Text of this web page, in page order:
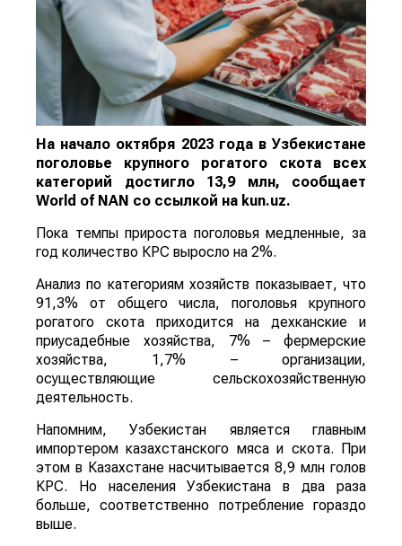
На начало октября 2023 года в Узбекистане
поголовье крупного рогатого скота всех
категорий достигло 13,9 млн, сообщает
World of NAN со ссылкой на kun.uz.
Пока темпы прироста поголовья медленные, за
год количество КРС выросло на 2%.
Анализ по категориям хозяйств показывает, что
91,3% от общего числа, поголовья крупного
рогатого скота приходится на дехканские и
приусадебные хозяйства, 7% – фермерские
хозяйства, 1,7% – организации,
осуществляющие сельскохозяйственную
деятельность.
Напомним, Узбекистан является главным
импортером казахстанского мяса и скота. При
этом в Казахстане насчитывается 8,9 млн голов
КРС. Но населения Узбекистана в два раза
больше, соответственно потребление гораздо
выше.